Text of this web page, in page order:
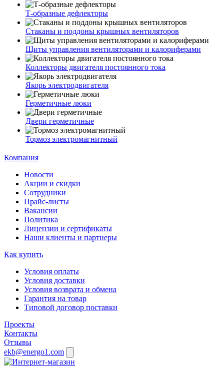
Т-образные дефлекторы
Стаканы и поддоны крышных вентиляторов
Щиты управления вентиляторами и калориферами
Коллекторы двигателя постоянного тока
Якорь электродвигателя
Герметичные люки
Двери герметичные
Тормоз электромагнитный
Компания
Новости
Акции и скидки
Сотрудники
Прайс-листы
Вакансии
Политика
Лицензии и сертификаты
Наши клиенты и партнеры
Как купить
Условия оплаты
Условия доставки
Условия возврата и обмена
Гарантия на товар
Типовой договор поставки
Проекты
Контакты
Отзывы
ekb@energo1.com